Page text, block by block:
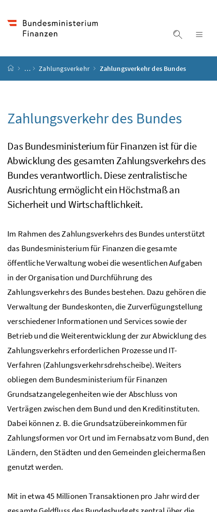
Suche
Startseite
… Zahlungsverkehr Zahlungsverkehr des Bundes
Zahlungsverkehr des Bundes
Das Bundesministerium für Finanzen ist für die
Abwicklung des gesamten Zahlungsverkehrs des
Bundes verantwortlich. Diese zentralistische
Ausrichtung ermöglicht ein Höchstmaß an
Sicherheit und Wirtschaftlichkeit.
Im Rahmen des Zahlungsverkehrs des Bundes unterstützt
das Bundesministerium für Finanzen die gesamte
öffentliche Verwaltung wobei die wesentlichen Aufgaben
in der Organisation und Durchführung des
Zahlungsverkehrs des Bundes bestehen. Dazu gehören die
Verwaltung der Bundeskonten, die Zurverfügungstellung
verschiedener Informationen und Services sowie der
Betrieb und die Weiterentwicklung der zur Abwicklung des
Zahlungsverkehrs erforderlichen Prozesse und IT-
Verfahren (Zahlungsverkehrsdrehscheibe). Weiters
obliegen dem Bundesministerium für Finanzen
Grundsatzangelegenheiten wie der Abschluss von
Verträgen zwischen dem Bund und den Kreditinstituten.
Dabei könnenz. B.die Grundsatzübereinkommen für
Zahlungsformen vor Ort und im Fernabsatz vom Bund, den
Ländern, den Städten und den Gemeinden gleichermaßen
genutzt werden.
Mit in etwa 45 Millionen Transaktionen pro Jahr wird der